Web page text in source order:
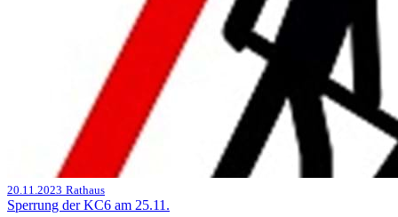
20.11.2023 Rathaus
Sperrung der KC6 am 25.11.